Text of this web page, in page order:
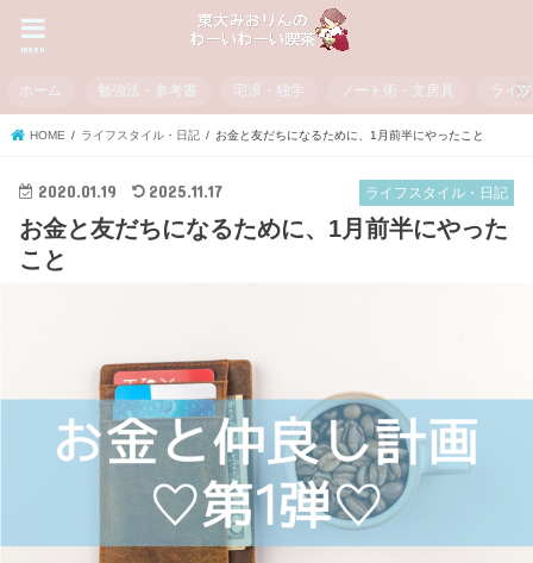
menu
ホーム 勉強法・参考書 宅浪・独学 ノート術・文房具 ライ
HOME ライフスタイル・日記 お金と友だちになるために、1月前半にやったこと
ライフスタイル・日記
2020.01.19 2025.11.17
お金と友だちになるために、1月前半にやった
こと